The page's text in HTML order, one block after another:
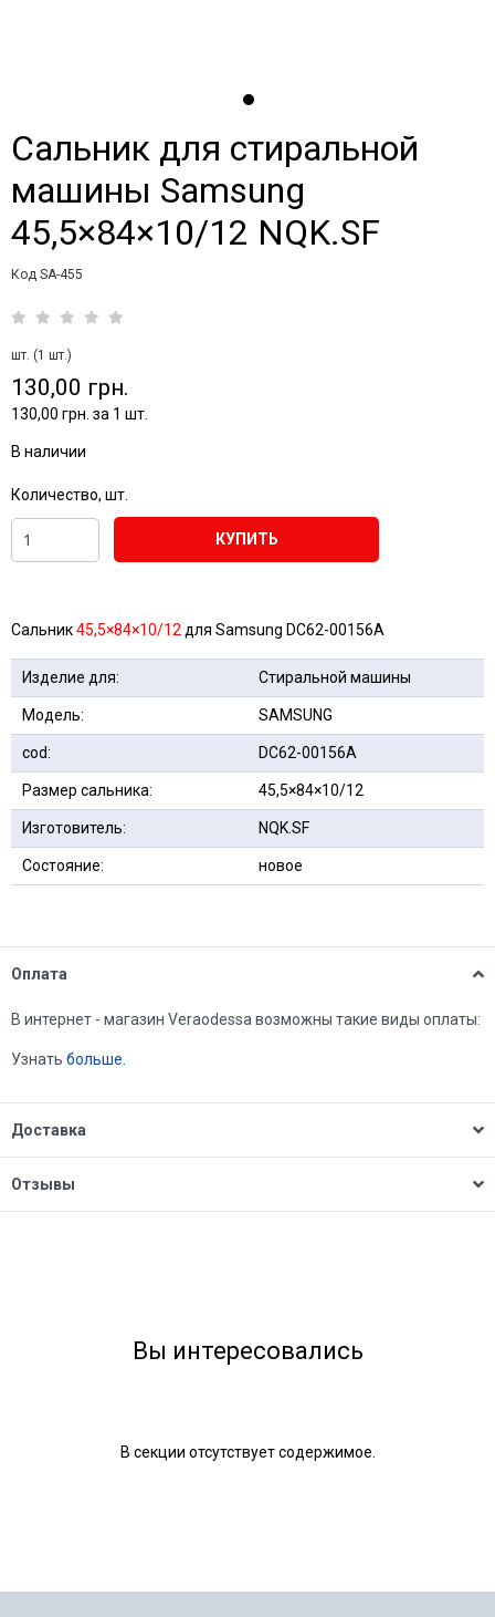
Сальник для стиральной
машины Samsung
45,5×84×10/12 NQK.SF
Код SA-455
шт. (1 шт.)
130,00 грн.
130,00 грн. за 1 шт.
В наличии
Количество, шт.
КУПИТЬ
Сальник45,5×84×10/12 для Samsung DC62-00156A
Изделие для: Стиральной машины
Модель: SAMSUNG
cod: DC62-00156A
Размер сальника: 45,5×84×10/12
Изготовитель: NQK.SF
Состояние: новое
Оплата
В интернет - магазин Veraodessa возможны такие виды оплаты:
Узнать больше.
Доставка
Отзывы
Вы интересовались
В секции отсутствует содержимое.